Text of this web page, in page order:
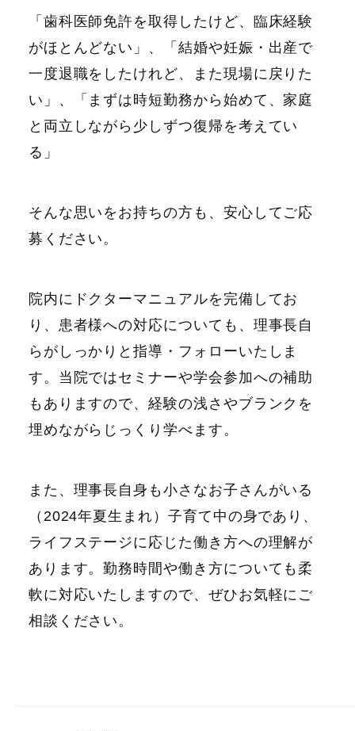
「歯科医師免許を取得したけど、臨床経験
がほとんどない」、「結婚や妊娠・出産で
一度退職をしたけれど、また現場に戻りた
い」、「まずは時短勤務から始めて、家庭
と両立しながら少しずつ復帰を考えてい
る」
そんな思いをお持ちの方も、安心してご応
募ください。
院内にドクターマニュアルを完備してお
り、患者様への対応についても、理事長自
らがしっかりと指導・フォローいたしま
す。当院ではセミナーや学会参加への補助
もありますので、経験の浅さやブランクを
埋めながらじっくり学べます。
また、理事長自身も小さなお子さんがいる
（2024年夏生まれ）子育て中の身であり、
ライフステージに応じた働き方への理解が
あります。勤務時間や働き方についても柔
軟に対応いたしますので、ぜひお気軽にご
相談ください。